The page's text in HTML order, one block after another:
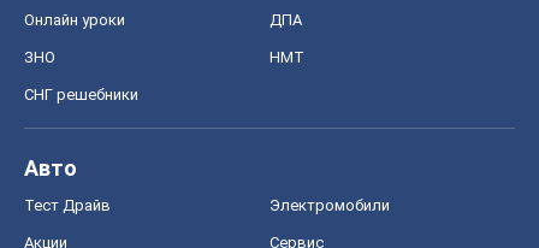
Онлайн уроки ДПА
ЗНО НМТ
СНГ решебники
Авто
Тест Драйв Электромобили
Акции Сервис